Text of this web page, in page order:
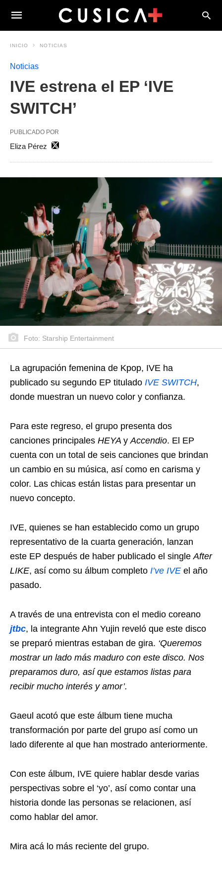
INICIO NOTICIAS
Noticias
IVE estrena el EP ‘IVE
SWITCH’
PUBLICADO POR
Eliza Pérez
Foto: Starship Entertainment
La agrupación femenina de Kpop, IVE ha
publicado su segundo EP titulado IVE SWITCH,
donde muestran un nuevo color y confianza.
Para este regreso, el grupo presenta dos
canciones principales HEYA y Accendio. El EP
cuenta con un total de seis canciones que brindan
un cambio en su música, así como en carisma y
color. Las chicas están listas para presentar un
nuevo concepto.
IVE, quienes se han establecido como un grupo
representativo de la cuarta generación, lanzan
este EP después de haber publicado el single After
LIKE, así como su álbum completo I’ve IVE el año
pasado.
A través de una entrevista con el medio coreano
jtbc, la integrante Ahn Yujin reveló que este disco
se preparó mientras estaban de gira. ‘Queremos
mostrar un lado más maduro con este disco. Nos
preparamos duro, así que estamos listas para
recibir mucho interés y amor’.
Gaeul acotó que este álbum tiene mucha
transformación por parte del grupo así como un
lado diferente al que han mostrado anteriormente.
Con este álbum, IVE quiere hablar desde varias
perspectivas sobre el ‘yo’, así como contar una
historia donde las personas se relacionen, así
como hablar del amor.
Mira acá lo más reciente del grupo.